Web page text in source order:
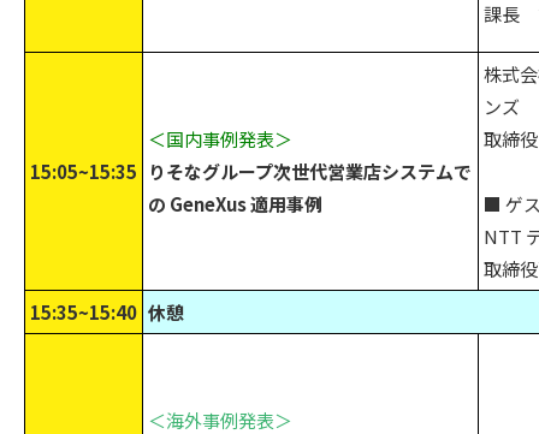
課長
15:05~15:35
＜国内事例発表＞
りそなグループ次世代営業店システムで
の GeneXus 適用事例
株式
ンズ
取締
■ ゲ
NTT
取締
15:35~15:40 休憩
＜海外事例発表＞